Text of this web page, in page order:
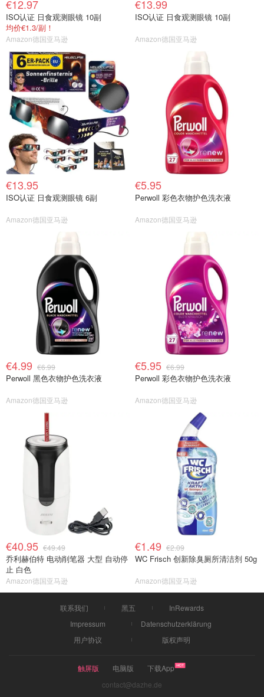
€12.97
ISO认证 日食观测眼镜 10副
均价€1.3/副！
Amazon德国亚马逊
€13.99
ISO认证 日食观测眼镜 10副
Amazon德国亚马逊
€13.95
ISO认证 日食观测眼镜 6副
Amazon德国亚马逊
€5.95
Perwoll 彩色衣物护色洗衣液
Amazon德国亚马逊
€4.99 €6.99
Perwoll 黑色衣物护色洗衣液
Amazon德国亚马逊
€5.95 €6.99
Perwoll 彩色衣物护色洗衣液
Amazon德国亚马逊
€40.95 €49.49
乔利赫伯特 电动削笔器 大型 自动停
止 白色
Amazon德国亚马逊
€1.49 €2.09
WC Frisch 创新除臭厕所清洁剂 50g
Amazon德国亚马逊
联系我们 黑五
InRewards
Impressum
Datenschutzerklärung
用户协议
版权声明
触屏版 电脑版
下载App
contact@dazhe.de